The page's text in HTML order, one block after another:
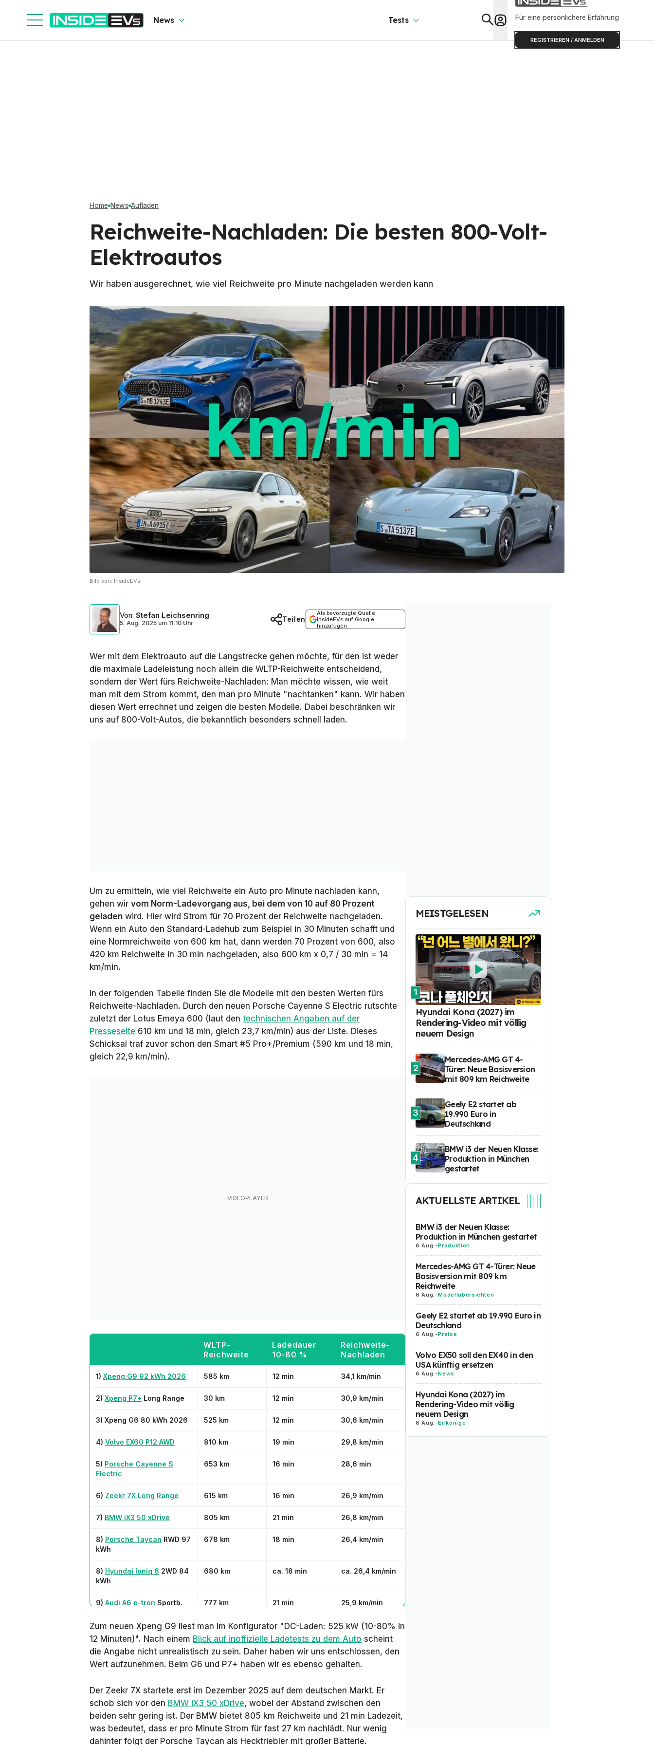
News Tests Für eine persönlichere Erfahrung
REGISTRIEREN / ANMELDEN
Home News Aufladen
Reichweite-Nachladen: Die besten 800-Volt-
Elektroautos
Wir haben ausgerechnet, wie viel Reichweite pro Minute nachgeladen werden kann
Bild von: InsideEVs
Von: Stefan Leichsenring
5. Aug. 2025 um 11:10 Uhr
Als bevorzugte Quelle
InsideEVs auf Google
hinzufügen
Teilen
Wer mit dem Elektroauto auf die Langstrecke gehen möchte, für den ist weder
die maximale Ladeleistung noch allein die WLTP-Reichweite entscheidend,
sondern der Wert fürs Reichweite-Nachladen: Man möchte wissen, wie weit
man mit dem Strom kommt, den man pro Minute "nachtanken" kann. Wir haben
diesen Wert errechnet und zeigen die besten Modelle. Dabei beschränken wir
uns auf 800-Volt-Autos, die bekanntlich besonders schnell laden.
Um zu ermitteln, wie viel Reichweite ein Auto pro Minute nachladen kann,
gehen wir vom Norm-Ladevorgang aus, bei dem von 10 auf 80 Prozent
geladen wird. Hier wird Strom für 70 Prozent der Reichweite nachgeladen.
Wenn ein Auto den Standard-Ladehub zum Beispiel in 30 Minuten schafft und
eine Normreichweite von 600 km hat, dann werden 70 Prozent von 600, also
420 km Reichweite in 30 min nachgeladen, also 600 km x 0,7 / 30 min = 14
km/min.
In der folgenden Tabelle finden Sie die Modelle mit den besten Werten fürs
Reichweite-Nachladen. Durch den neuen Porsche Cayenne S Electric rutschte
zuletzt der Lotus Emeya 600 (laut den technischen Angaben auf der
Presseseite 610 km und 18 min, gleich 23,7 km/min) aus der Liste. Dieses
Schicksal traf zuvor schon den Smart #5 Pro+/Premium (590 km und 18 min,
gleich 22,9 km/min).
WLTP-
Reichweite
Ladedauer
10-80 %
Reichweite-
Nachladen
1) Xpeng G9 92 kWh 2026 585 km 12 min 34,1 km/min
2) Xpeng P7+ Long Range 30 km 12 min 30,9 km/min
3) Xpeng G6 80 kWh 2026 525 km 12 min 30,6 km/min
4) Volvo EX60 P12 AWD 810 km 19 min 29,8 km/min
5) Porsche Cayenne S
Electric
653 km 16 min 28,6 min
6) Zeekr 7X Long Range 615 km 16 min 26,9 km/min
7) BMW iX3 50 xDrive 805 km 21 min 26,8 km/min
8) Porsche Taycan RWD 97
kWh
678 km 18 min 26,4 km/min
8) Hyundai Ioniq 6 2WD 84
kWh
680 km ca. 18 min ca. 26,4 km/min
9) Audi A6 e-tron Sportb.
777 km 21 min 25,9 km/min
9) Mercedes CLA EQ 250+ 792 km 22 min 25,2 km/min
10)Volvo ES90Twin Motor 700 km 20 min 24,5 km/min
Zum neuen Xpeng G9 liest man im Konfigurator "DC-Laden: 525 kW (10-80% in
12 Minuten)". Nach einem Blick auf inoffizielle Ladetests zu dem Auto scheint
die Angabe nicht unrealistisch zu sein. Daher haben wir uns entschlossen, den
Wert aufzunehmen. Beim G6 und P7+ haben wir es ebenso gehalten.
Der Zeekr 7X startete erst im Dezember 2025 auf dem deutschen Markt. Er
schob sich vor den BMW iX3 50 xDrive, wobei der Abstand zwischen den
beiden sehr gering ist. Der BMW bietet 805 km Reichweite und 21 min Ladezeit,
was bedeutet, dass er pro Minute Strom für fast 27 km nachlädt. Nur wenig
dahinter folgt der Porsche Taycan als Hecktriebler mit großer Batterie.
MEISTGELESEN
1
Hyundai Kona (2027) im
Rendering-Video mit völlig
neuem Design
2
Mercedes-AMG GT 4-
Türer: Neue Basisversion
mit 809 km Reichweite
3
Geely E2 startet ab
19.990 Euro in
Deutschland
4
BMW i3 der Neuen Klasse:
Produktion in München
gestartet
AKTUELLSTE ARTIKEL
BMW i3 der Neuen Klasse:
Produktion in München gestartet
6 Aug. -Produktion
Mercedes-AMG GT 4-Türer: Neue
Basisversion mit 809 km
Reichweite
6 Aug. -Modellübersichten
Geely E2 startet ab 19.990 Euro in
Deutschland
6 Aug. -Preise
Volvo EX50 soll den EX40 in den
USA künftig ersetzen
6 Aug. -News
Hyundai Kona (2027) im
Rendering-Video mit völlig
neuem Design
6 Aug. -Erlkönige